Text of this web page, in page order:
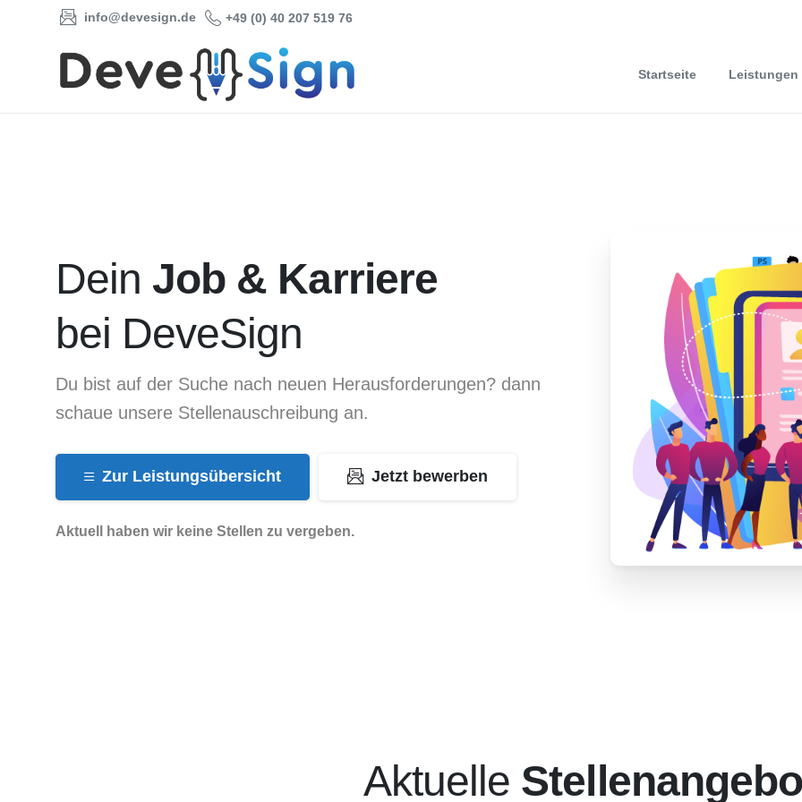
info@devesign.de +49 (0) 40 207 519 76
Startseite Leistungen
DeinJob & Karriere
bei DeveSign
Du bist auf der Suche nach neuen Herausforderungen? dann
schaue unsere Stellenauschreibung an.
Zur Leistungsübersicht Jetzt bewerben
Aktuell haben wir keine Stellen zu vergeben.
Aktuelle